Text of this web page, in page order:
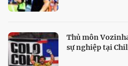
Thủ môn
sự nghiệp tại